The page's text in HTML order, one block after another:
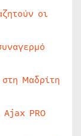
οι
Μαδρίτη
PRO